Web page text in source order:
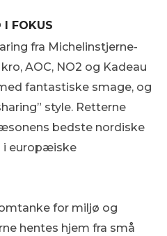
I FOKUS
fra Michelinstjerne-
AOC, NO2 og Kadeau
fantastiske smage, og
style. Retterne
bedste nordiske
i europæiske
for miljø og
hentes hjem fra små